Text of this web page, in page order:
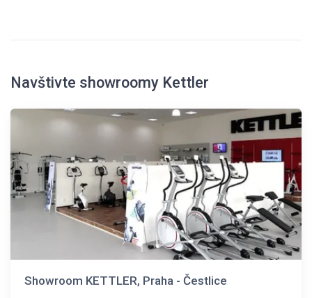
Navštivte showroomy Kettler
Showroom KETTLER, Praha - Čestlice